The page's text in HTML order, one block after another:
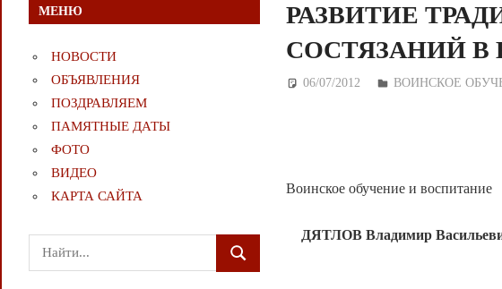
РАЗВИТИЕ
СОСТЯЗАНИЙ В
06/07/2012 Дежурный по
ВОИНСКОЕ
Воинское обучение и воспитание
ДЯТЛОВ Владимир
МЕНЮ
НОВОСТИ
ОБЪЯВЛЕНИЯ
ПОЗДРАВЛЯЕМ
ПАМЯТНЫЕ ДАТЫ
ФОТО
ВИДЕО
КАРТА САЙТА
Поиск
для:
ПОИСК